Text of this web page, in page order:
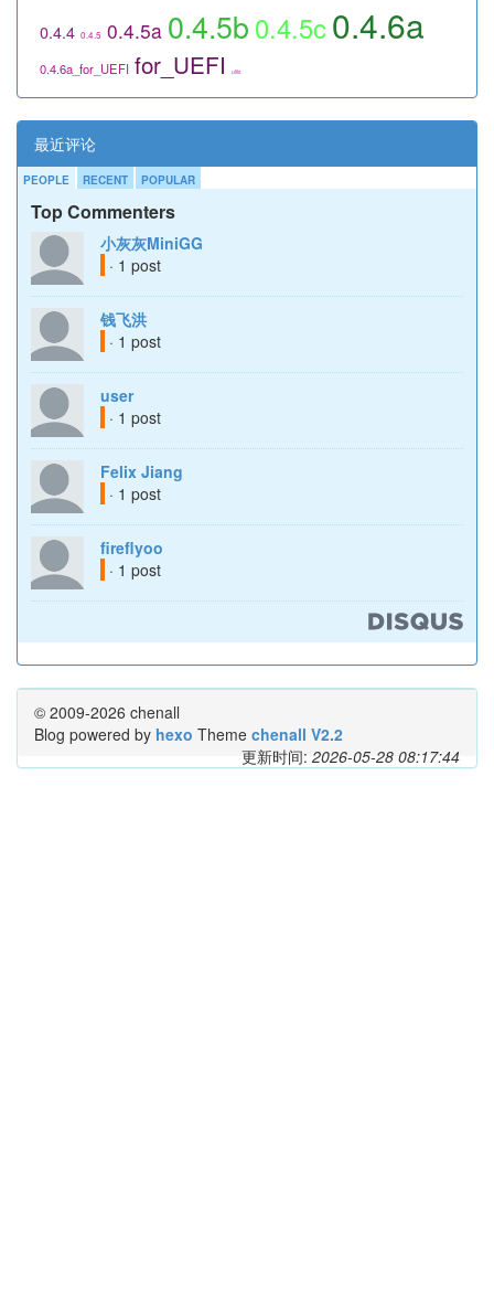
0.4.4 0.4.5 0.4.5a 0.4.5b 0.4.5c0.4.6a
0.4.6a_for_UEFI for_UEFI utils
最近评论
PEOPLE RECENT POPULAR
Top Commenters
小灰灰MiniGG
· 1 post
钱飞洪
· 1 post
user
· 1 post
Felix Jiang
· 1 post
fireflyoo
· 1 post
© 2009-2026 chenall
Blog powered by hexo Theme chenall V2.2
更新时间: 2026-05-28 08:17:44